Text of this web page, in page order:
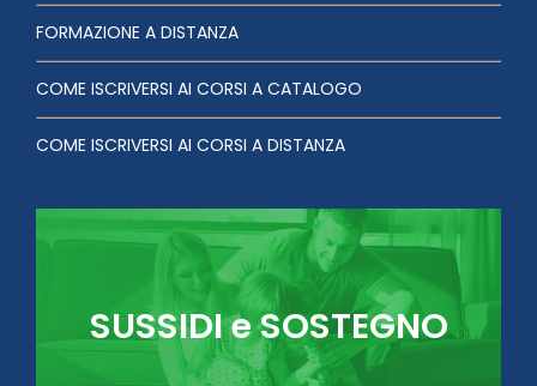
FORMAZIONE A DISTANZA
COME ISCRIVERSI AI CORSI A CATALOGO
COME ISCRIVERSI AI CORSI A DISTANZA
SUSSIDI e SOSTEGNO